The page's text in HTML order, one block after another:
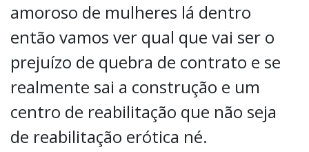
amoroso de mulheres lá dentro
então vamos ver qual que vai ser o
prejuízo de quebra de contrato e se
realmente sai a construção e um
centro de reabilitação que não seja
de reabilitação erótica né.